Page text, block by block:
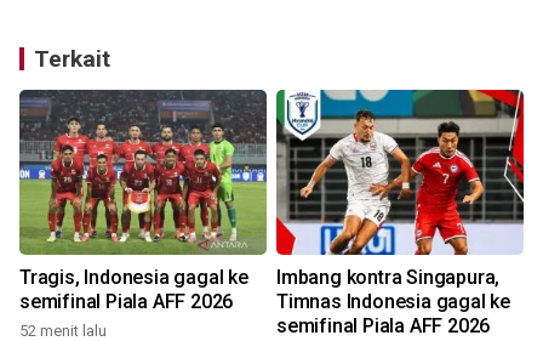
Terkait
Tragis, Indonesia gagal ke
semifinal Piala AFF 2026
52 menit lalu
Imbang kontra Singapura,
Timnas Indonesia gagal ke
semifinal Piala AFF 2026